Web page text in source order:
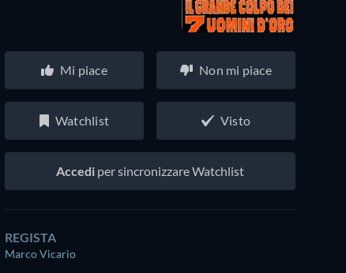
Mi piace Non mi piace
Watchlist Visto
Accedi per sincronizzare Watchlist
REGISTA
Marco Vicario